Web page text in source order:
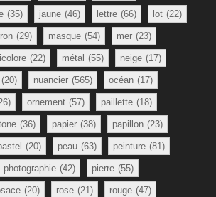
(35) jaune (46) lettre (66) lot (22)
(29) masque (54) mer (23)
(22) métal (55) neige (17)
(20) nuancier (565) océan (17)
ornement (57) paillette (18)
(36) papier (38) papillon (23)
(20) peau (63) peinture (81)
photographie (42) pierre (55)
(20) rose (21) rouge (47)